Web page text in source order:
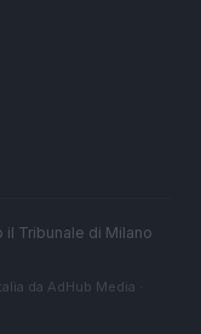
Tribunale di Milano
da AdHub Media